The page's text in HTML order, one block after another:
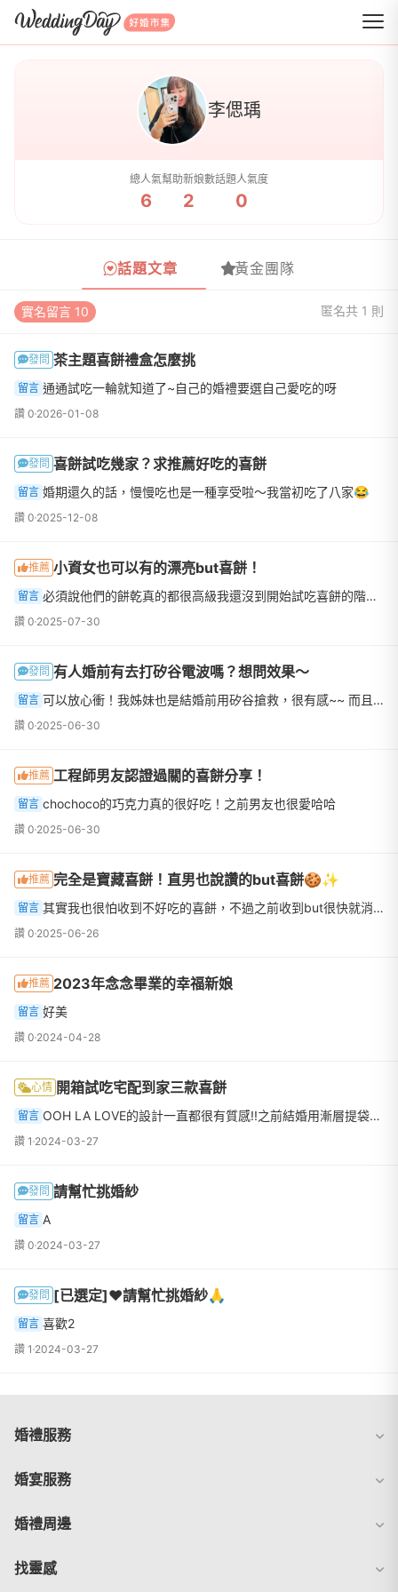
WeddingDay 好婚市集
李偲瑀
總人氣
6
幫助新娘數
2
話題人氣度
0
話題文章 黃金團隊
實名留言 10 匿名共 1 則
發問 茶主題喜餅禮盒怎麼挑
留言 通通試吃一輪就知道了~自己的婚禮要選自己愛吃的呀
讚 0 2026-01-08
發問 喜餅試吃幾家？求推薦好吃的喜餅
留言 婚期還久的話，慢慢吃也是一種享受啦～我當初吃了八家😂
讚 0 2025-12-08
推薦 小資女也可以有的漂亮but喜餅！
留言 必須說他們的餅乾真的都很高級我還沒到開始試吃喜餅的階段，但之前吃朋友送的就很驚艷了味道真的比平常的喜餅好吃很多
讚 0 2025-07-30
發問 有人婚前有去打矽谷電波嗎？想問效果～
留言 可以放心衝！我姊妹也是結婚前用矽谷搶救，很有感~~ 而且不會有什麼修復期 打完就可以美美的當新娘了！
讚 0 2025-06-30
推薦 工程師男友認證過關的喜餅分享！
留言 chochoco的巧克力真的很好吃！之前男友也很愛哈哈
讚 0 2025-06-30
推薦 完全是寶藏喜餅！直男也說讚的but喜餅🍪✨
留言 其實我也很怕收到不好吃的喜餅，不過之前收到but很快就消滅完了，因為太好吃了!!!!
讚 0 2025-06-26
推薦 2023年念念畢業的幸福新娘
留言 好美
讚 0 2024-04-28
心情 開箱試吃宅配到家三款喜餅
留言 OOH LA LOVE的設計一直都很有質感!!之前結婚用漸層提袋+雙層禮盒朋友都覺得很像精品
讚 1 2024-03-27
發問 請幫忙挑婚紗
留言 A
讚 0 2024-03-27
發問 [已選定]❤️請幫忙挑婚紗🙏
留言 喜歡2
讚 1 2024-03-27
婚禮服務
婚宴服務
婚禮周邊
找靈感